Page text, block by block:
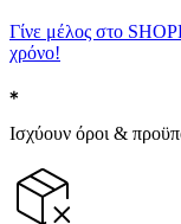
Γίνε μέλος στο
χρόνο!
Ισχύουν όροι &